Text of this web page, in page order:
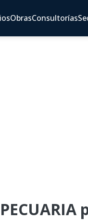
ObrasConsultorías